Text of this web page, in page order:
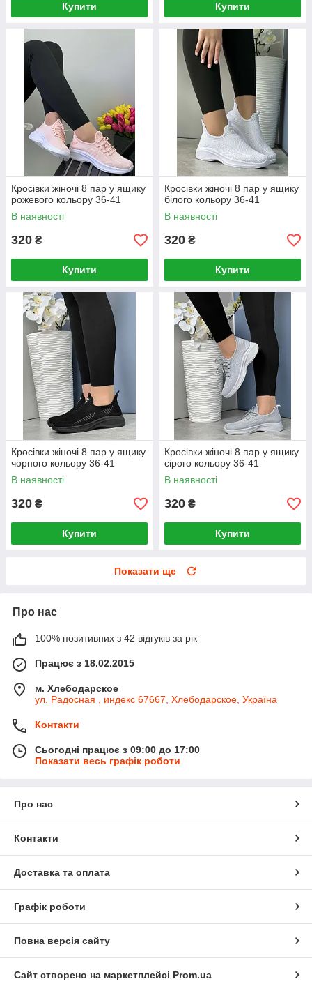
Купити Купити
Кросівки жіночі 8 пар у ящику
рожевого кольору 36-41
В наявності
320 ₴
Купити
Кросівки жіночі 8 пар у ящику
білого кольору 36-41
В наявності
320 ₴
Купити
Кросівки жіночі 8 пар у ящику
чорного кольору 36-41
В наявності
320 ₴
Купити
Кросівки жіночі 8 пар у ящику
сірого кольору 36-41
В наявності
320 ₴
Купити
Показати ще
Про нас
100% позитивних з 42 відгуків за рік
Працює з 18.02.2015
м. Хлебодарское
ул. Радосная , индекс 67667, Хлебодарское, Україна
Контакти
Сьогодні працює з 09:00 до 17:00
Показати весь графік роботи
Про нас
Контакти
Доставка та оплата
Графік роботи
Повна версія сайту
Сайт створено на маркетплейсі Prom.ua